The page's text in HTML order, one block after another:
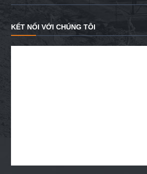
KẾT NỐI VỚI CHÚNG TÔI